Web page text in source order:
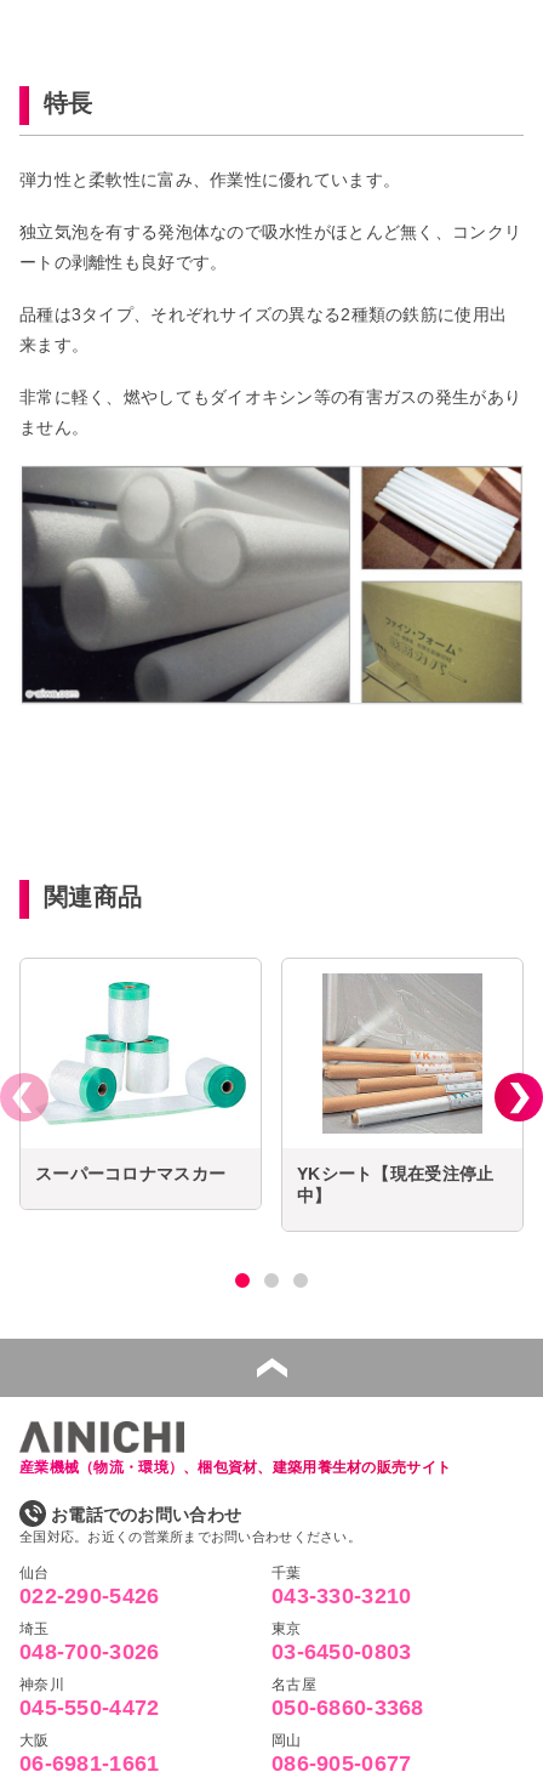
特長
弾力性と柔軟性に富み、作業性に優れています。
独立気泡を有する発泡体なので吸水性がほとんど無く、コンクリ
ートの剥離性も良好です。
品種は3タイプ、それぞれサイズの異なる2種類の鉄筋に使用出
来ます。
非常に軽く、燃やしてもダイオキシン等の有害ガスの発生があり
ません。
関連商品
スーパーコロナマスカー
YKシート【現在受注停止
中】
産業機械（物流・環境）、梱包資材、建築用養生材の販売サイト
お電話でのお問い合わせ
全国対応。お近くの営業所までお問い合わせください。
仙台
022-290-5426
千葉
043-330-3210
埼玉
048-700-3026
東京
03-6450-0803
神奈川
045-550-4472
名古屋
050-6860-3368
大阪
06-6981-1661
岡山
086-905-0677